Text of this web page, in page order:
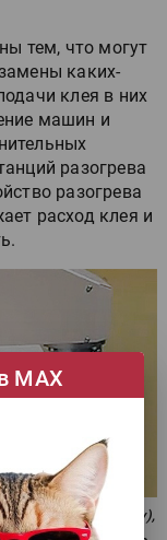
тем, что могут
каких-
клея в них
машин и
разогрева
разогрева
расход клея и
Tecnograf (вверху),
МАХ